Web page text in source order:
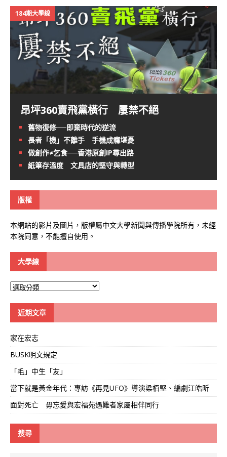
184期大學線
昂坪360賣飛黨橫行 屢禁不絕
舊物復修──即棄時代的逆流
長者「機」不離手 手機成癮堪憂
做創作≠乞食──香港原創IP尋出路
紙筆存溫度 文具店的堅守與轉型
版權
本網站的影片及圖片，版權屬中文大學新聞與傳播學院所有，未經
本院同意，不能擅自使用。
大學線
大
近期文章
家在宏志
BUSK明文規定
「毛」中生「友」
當下就是黃金年代：專訪《再見UFO》導演梁栢堅、編劇江皓昕
面對死亡 毋忘愛與宏福苑遇難者家屬相伴同行
搜尋